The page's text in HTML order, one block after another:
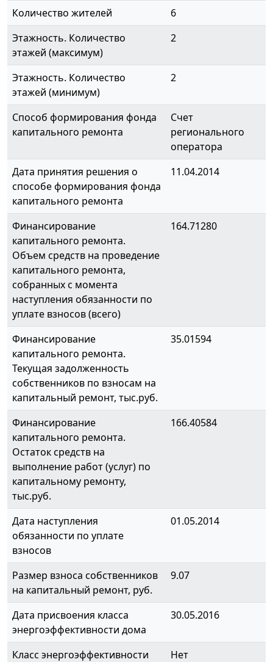
Количество жителей
6
Этажность. Количество
этажей (максимум)
2
Этажность. Количество
этажей (минимум)
2
Способ формирования фонда
капитального ремонта
Счет
регионального
оператора
Дата принятия решения о
способе формирования фонда
капитального ремонта
11.04.2014
Финансирование
капитального ремонта.
Объем средств на проведение
капитального ремонта,
собранных с момента
наступления обязанности по
уплате взносов (всего)
164.71280
Финансирование
капитального ремонта.
Текущая задолженность
собственников по взносам на
капитальный ремонт, тыс.руб.
35.01594
Финансирование
капитального ремонта.
Остаток средств на
выполнение работ (услуг) по
капитальному ремонту,
тыс.руб.
166.40584
Дата наступления
обязанности по уплате
взносов
01.05.2014
Размер взноса собственников
на капитальный ремонт, руб.
9.07
Дата присвоения класса
энергоэффективности дома
30.05.2016
Класс энергоэффективности
Нет